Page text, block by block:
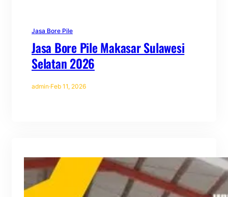
Jasa Bore Pile
Jasa Bore Pile Makasar Sulawesi
Selatan 2026
admin·Feb 11, 2026